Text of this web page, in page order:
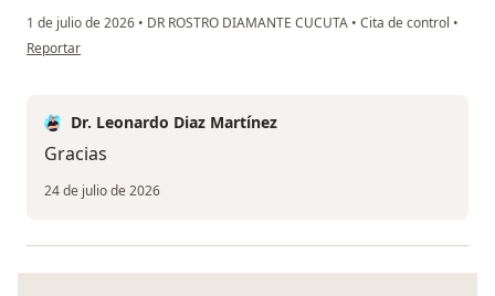
1 de julio de 2026 • DR ROSTRO DIAMANTE CUCUTA • Cita de control •
en opinión del usuario Diana colmenares
Reportar
Dr. Leonardo Diaz Martínez
Gracias
24 de julio de 2026